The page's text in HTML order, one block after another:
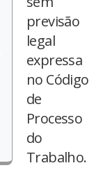
previsão
legal
expressa
no Código
de
Processo
do
Trabalho.